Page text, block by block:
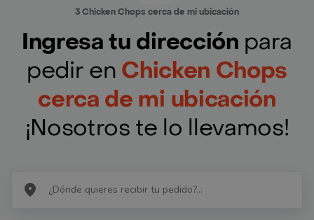
3 Chicken Chops cerca de mi ubicación
Ingresa tu dirección para
pedir en Chicken Chops
cerca de mi ubicación
¡Nosotros te lo llevamos!